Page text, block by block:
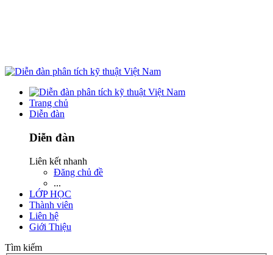
Trang chủ
Diễn đàn
Diễn đàn
Liên kết nhanh
Đăng chủ đề
...
LỚP HỌC
Thành viên
Liên hệ
Giới Thiệu
Tìm kiếm